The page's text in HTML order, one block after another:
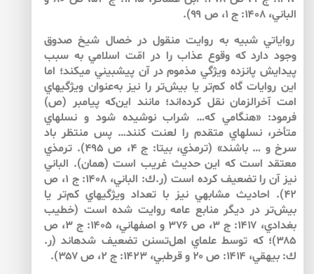
الباني، ۱۴۰۸: ج ۱، ص ۹۹).
رواياتي شبيه به روايت منقول در خصال شيخ صدوق
وجود دارد كه وقوع عذاب را در امّت اسلامي به سبب
پيدايش پانزده ويژگي مذموم در آن پيش­بيني مي­كند؛ اما
اين روايات گاه كم‌تر يا بيش‌تر را نيز به‌عنوان ويژگي­هاي
امت آخرالزمان نقل كرده‌اند؛ مانند اين‌كه پيامبر (ص)
فرمود: «هنگامي كه… شراب نوشيده شود و نسل­هاي
متأخر، نسل­هاي متقدم را لعنت كنند… پس منتظر باد
سرخ و … باشند» (ترمذي، بي­تا: ج ۴، ص ۴۹۵). ترمذي
معتقد است كه اين حديث غريب است (همان). الباني
نيز آن را تضعيف كرده است (ر.ك: الباني، ۱۴۰۸: ج ۱، ص
۴۲). احاديث مشابهي نيز با تعداد ويژگي­هاي كم‌تر يا
بيش‌تر در ديگر منابع عامه روايت شده است (خطيب
بغدادي، ۱۴۱۷: ج ۳، ص ۳۷۶ و اصفهاني، ۱۴۰۵: ج ۳، ص
۳۸۵)؛ كه توسط علماي اهل‌تسنن تضعيف شده­اند (ر.
ك: بيهقي، ۱۴۱۴: ص ۲۰ و قرطبي، ۱۴۲۳: ج ۲، ص ۳۵۷).